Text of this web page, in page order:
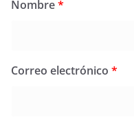
Nombre*
Correo electrónico *